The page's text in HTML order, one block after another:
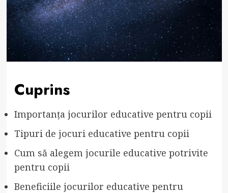
Cuprins
Importanța jocurilor educative pentru copii
Tipuri de jocuri educative pentru copii
Cum să alegem jocurile educative potrivite
pentru copii
Beneficiile jocurilor educative pentru